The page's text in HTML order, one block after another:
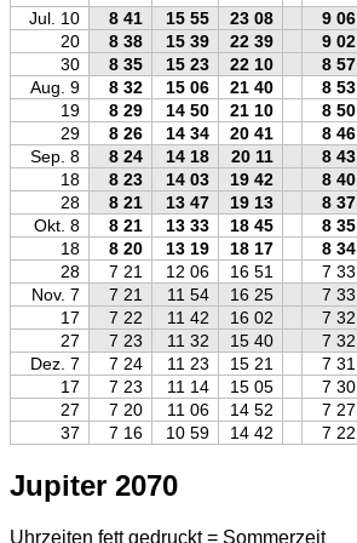
Jul. 10 8 41 15 55 23 08 9 06
20
8 38 15 39 22 39 9 02
30
8 35 15 23 22 10 8 57
Aug. 9
8 32 15 06 21 40 8 53
19
8 29 14 50 21 10 8 50
29
8 26 14 34 20 41 8 46
Sep. 8
8 24 14 18 20 11 8 43
18
8 23 14 03 19 42 8 40
28
8 21 13 47 19 13 8 37
Okt. 8
8 21 13 33 18 45 8 35
18
8 20 13 19 18 17 8 34
28
7 21 12 06 16 51 7 33
Nov. 7
7 21 11 54 16 25 7 33
17
7 22 11 42 16 02 7 32
27
7 23 11 32 15 40 7 32
Dez. 7
7 24 11 23 15 21 7 31
17
7 23 11 14 15 05 7 30
27
7 20 11 06 14 52 7 27
37
7 16 10 59 14 42 7 22
Jupiter 2070
Uhrzeiten fett gedruckt = Sommerzeit